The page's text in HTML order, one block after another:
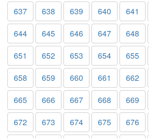
637
638 639 640 641
644
645 646 647 648
651
652 653 654 655
658
659 660 661 662
665
666 667 668 669
672
673 674 675 676